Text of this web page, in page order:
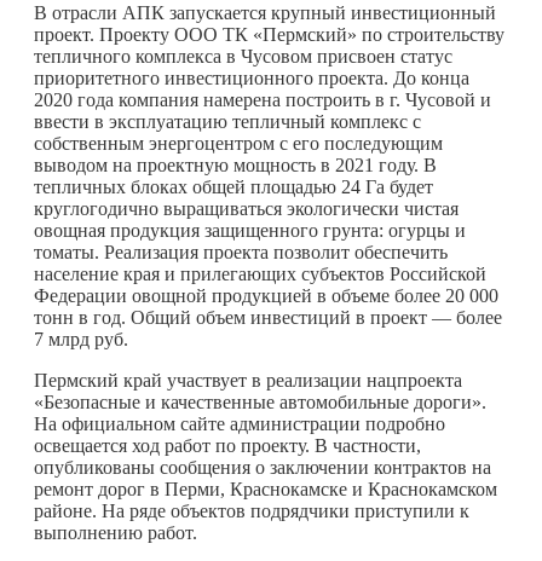
В отрасли АПК запускается крупный инвестиционный
проект. Проекту ООО ТК «Пермский» по строительству
тепличного комплекса в Чусовом присвоен статус
приоритетного инвестиционного проекта. До конца
2020 года компания намерена построить в г. Чусовой и
ввести в эксплуатацию тепличный комплекс с
собственным энергоцентром с его последующим
выводом на проектную мощность в 2021 году. В
тепличных блоках общей площадью 24 Га будет
круглогодично выращиваться экологически чистая
овощная продукция защищенного грунта: огурцы и
томаты. Реализация проекта позволит обеспечить
население края и прилегающих субъектов Российской
Федерации овощной продукцией в объеме более 20 000
тонн в год. Общий объем инвестиций в проект — более
7 млрд руб.
Пермский край участвует в реализации нацпроекта
«Безопасные и качественные автомобильные дороги».
На официальном сайте администрации подробно
освещается ход работ по проекту. В частности,
опубликованы сообщения о заключении контрактов на
ремонт дорог в Перми, Краснокамске и Краснокамском
районе. На ряде объектов подрядчики приступили к
выполнению работ.